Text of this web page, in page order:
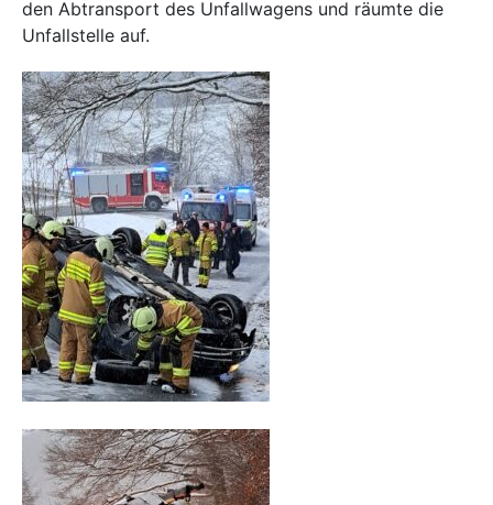
den Abtransport des Unfallwagens und räumte die
Unfallstelle auf.